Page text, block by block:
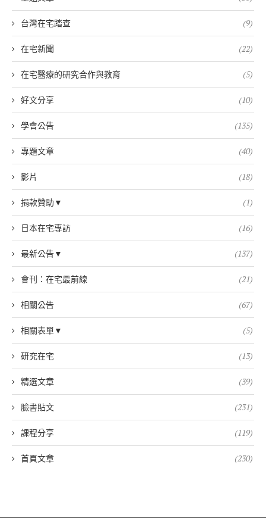
台灣在宅踏查 (9)
在宅新聞 (22)
在宅醫療的研究合作與教育 (5)
好文分享 (10)
學會公告 (135)
專題文章 (40)
影片 (18)
捐款贊助▼ (1)
日本在宅專訪 (16)
最新公告▼ (137)
會刊：在宅最前線 (21)
相關公告 (67)
相關表單▼ (5)
研究在宅 (13)
精選文章 (39)
臉書貼文 (231)
課程分享 (119)
首頁文章 (230)